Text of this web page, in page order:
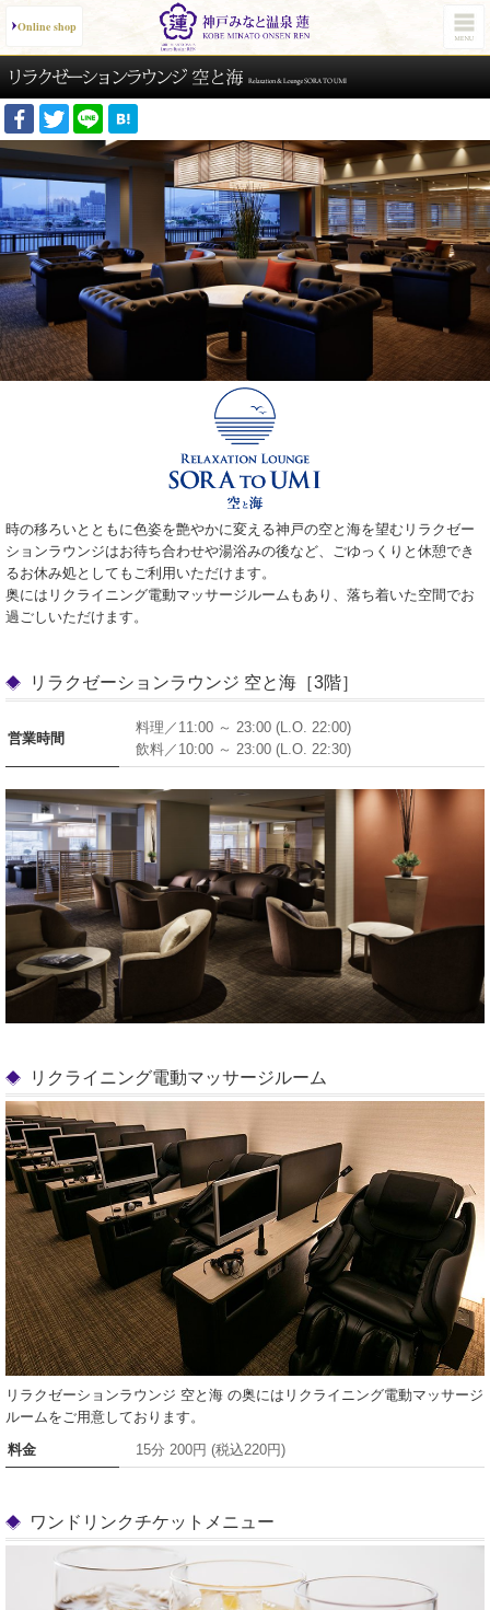
Online shop
時の移ろいとともに色姿を艶やかに変える神戸の空と海を望むリラクゼー
ションラウンジはお待ち合わせや湯浴みの後など、ごゆっくりと休憩でき
るお休み処としてもご利用いただけます。
奥にはリクライニング電動マッサージルームもあり、落ち着いた空間でお
過ごしいただけます。
リラクゼーションラウンジ 空と海［3階］
営業時間
料理／11:00 ～ 23:00 (L.O. 22:00)
飲料／10:00 ～ 23:00 (L.O. 22:30)
リクライニング電動マッサージルーム
リラクゼーションラウンジ 空と海 の奥にはリクライニング電動マッサージ
ルームをご用意しております。
料金
15分 200円 (税込220円)
ワンドリンクチケットメニュー